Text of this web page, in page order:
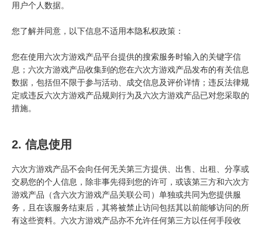
用户个人数据。
您了解并同意，以下信息不适用本隐私权政策：
您在使用六次方游戏产品平台提供的搜索服务时输入的关键字信
息；六次方游戏产品收集到的您在六次方游戏产品发布的有关信息
数据，包括但不限于参与活动、成交信息及评价详情；违反法律规
定或违反六次方游戏产品规则行为及六次方游戏产品已对您采取的
措施。
2. 信息使用
六次方游戏产品不会向任何无关第三方提供、出售、出租、分享或
交易您的个人信息，除非事先得到您的许可，或该第三方和六次方
游戏产品（含六次方游戏产品关联公司）单独或共同为您提供服
务，且在该服务结束后，其将被禁止访问包括其以前能够访问的所
有这些资料。六次方游戏产品亦不允许任何第三方以任何手段收